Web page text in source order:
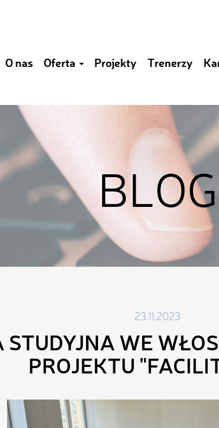
O nas Oferta Projekty Trenerzy
BLOG
23.11.2023
WE
PROJEKTU